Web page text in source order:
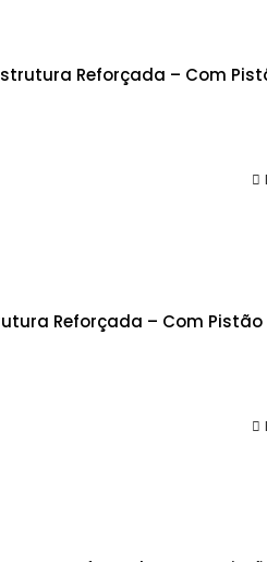
Reforçada – Com
Reforçada – Com Pistão